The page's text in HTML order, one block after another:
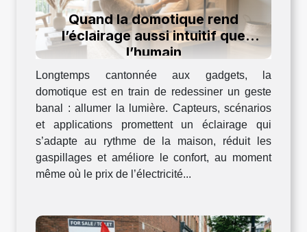
Quand la domotique rend
l’éclairage aussi intuitif que
l’humain
Longtemps cantonnée aux gadgets, la
domotique est en train de redessiner un geste
banal : allumer la lumière. Capteurs, scénarios
et applications promettent un éclairage qui
s’adapte au rythme de la maison, réduit les
gaspillages et améliore le confort, au moment
même où le prix de l’électricité...